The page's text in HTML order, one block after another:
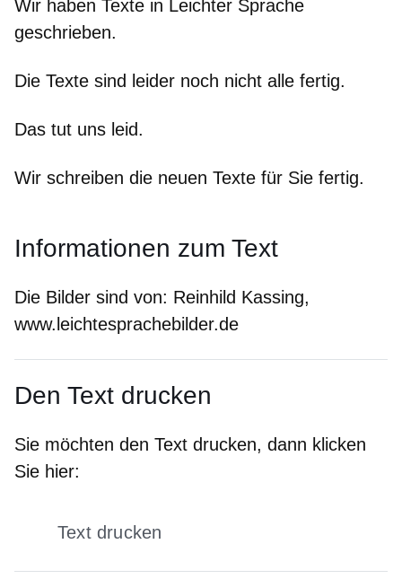
Wir haben Texte in Leichter Sprache
geschrieben.
Die Texte sind leider noch nicht alle fertig.
Das tut uns leid.
Wir schreiben die neuen Texte für Sie fertig.
Informationen zum Text
Die Bilder sind von: Reinhild Kassing,
www.leichtesprachebilder.de
Den Text drucken
Sie möchten den Text drucken, dann klicken
Sie hier:
Text drucken